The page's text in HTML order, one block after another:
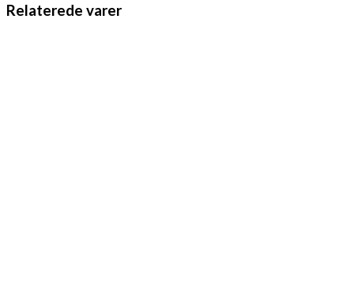
Relaterede varer